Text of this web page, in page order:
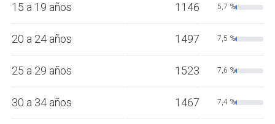
15 a 19 años 1146 5,7 %
20 a 24 años 1497 7,5 %
25 a 29 años 1523 7,6 %
30 a 34 años 1467 7,4 %